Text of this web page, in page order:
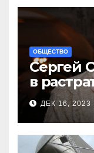
ОБЩЕСТВО
Сергей
в
меня
ДЕК 16, 2023